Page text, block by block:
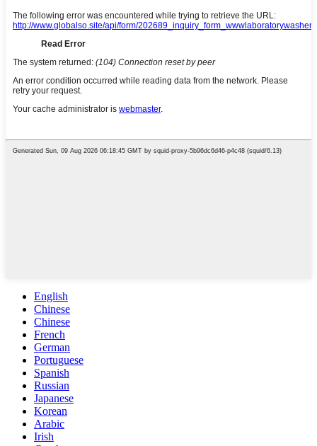
English
Chinese
Chinese
French
German
Portuguese
Spanish
Russian
Japanese
Korean
Arabic
Irish